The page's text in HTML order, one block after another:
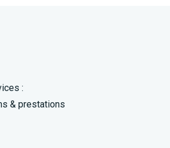
:
& prestations